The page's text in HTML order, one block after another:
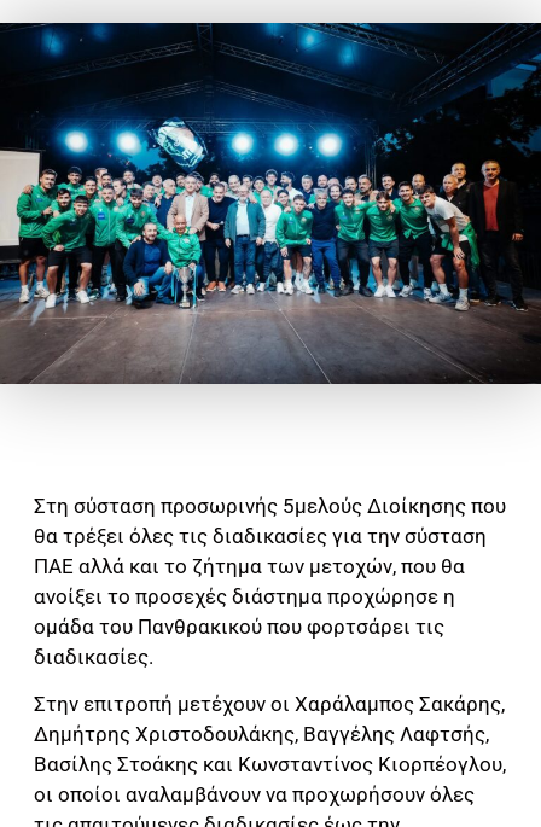
Στη σύσταση προσωρινής 5μελούς Διοίκησης που
θα τρέξει όλες τις διαδικασίες για την σύσταση
ΠΑΕ αλλά και το ζήτημα των μετοχών, που θα
ανοίξει το προσεχές διάστημα προχώρησε η
ομάδα του Πανθρακικού που φορτσάρει τις
διαδικασίες.
Στην επιτροπή μετέχουν οι Χαράλαμπος Σακάρης,
Δημήτρης Χριστοδουλάκης, Βαγγέλης Λαφτσής,
Βασίλης Στοάκης και Κωνσταντίνος Κιορπέογλου,
οι οποίοι αναλαμβάνουν να προχωρήσουν όλες